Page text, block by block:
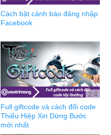
Cách bật cảnh báo đăng nhập
Facebook
2:4
Full giftcode và cách đổi code
Thiếu Hiệp Xin Dừng Bước
mới nhất